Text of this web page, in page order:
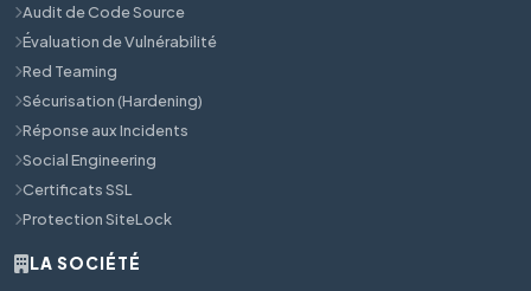
Audit de Code Source
Évaluation de Vulnérabilité
Red Teaming
Sécurisation (Hardening)
Réponse aux Incidents
Social Engineering
Certificats SSL
Protection SiteLock
LA SOCIÉTÉ